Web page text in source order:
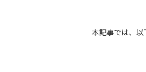
本記事では、以